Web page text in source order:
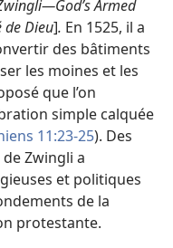
Armed
Dieu]. En 1525, il a
des bâtiments
les moines et les
que l’on
simple calquée
11:23-25). Des
Zwingli a
et politiques
de la
protestante.